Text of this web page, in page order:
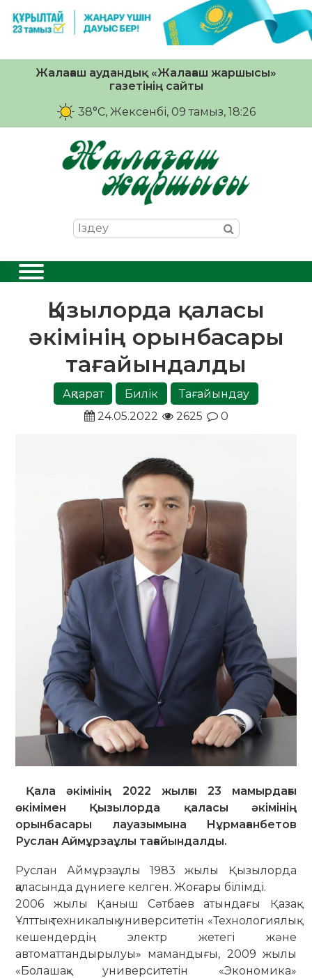
Жалағаш аудандық «Жалағаш жаршысы»
газетінің сайты
38°C, Жексенбі, 09 тамыз, 18:26
Қызылорда қаласы
әкімінің орынбасары
тағайындалды
Ақпарат Билік
Тағайындау
24.05.2022
2625 0
Қала әкімінің 2022 жылғы 23 мамырдағы
өкімімен Қызылорда қаласы әкімінің
орынбасары лауазымына Нұрмағанбетов
Руслан Аймұрзаұлы тағайындалды.
Руслан Аймұрзаұлы 1983 жылы Қызылорда
қаласында дүниеге келген. Жоғары білімді.
2006 жылы Қаныш Сәтбаев атындағы Қазақ
Ұлттық техникалық университетін «Технологиялық
кешендердің электр жетегі және
автоматтандырылуы» мамандығы, 2009 жылы
«Болашақ» университетін «Экономика»